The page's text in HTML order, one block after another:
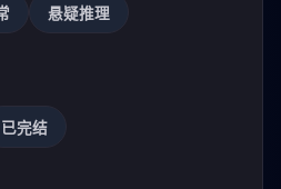
悬疑推理
已完结